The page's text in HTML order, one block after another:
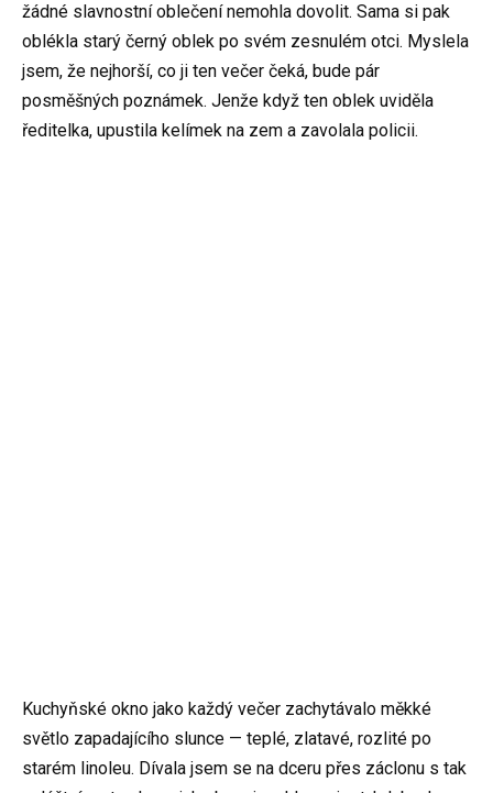
žádné slavnostní oblečení nemohla dovolit. Sama si pak
oblékla starý černý oblek po svém zesnulém otci. Myslela
jsem, že nejhorší, co ji ten večer čeká, bude pár
posměšných poznámek. Jenže když ten oblek uviděla
ředitelka, upustila kelímek na zem a zavolala policii.
Kuchyňské okno jako každý večer zachytávalo měkké
světlo zapadajícího slunce — teplé, zlatavé, rozlité po
starém linoleu. Dívala jsem se na dceru přes záclonu s tak